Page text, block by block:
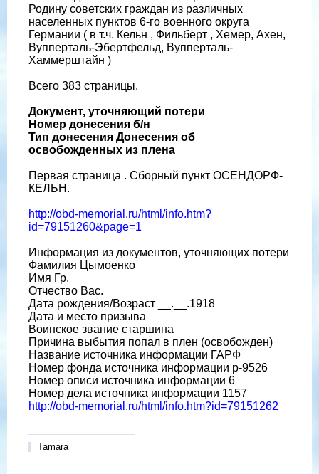
Родину советских граждан из различных
населенных пунктов 6-го военного округа
Германии ( в т.ч. Кельн , Фильберт , Хемер, Ахен,
Вупперталь-Эбертфельд, Вупперталь-
Хаммерштайн )
Всего 383 страницы.
Документ, уточняющий потери
Номер донесения б/н
Тип донесения Донесения об
освобожденных из плена
Первая страница . Сборный пункт ОСЕНДОРФ-
КЕЛЬН.
http://obd-memorial.ru/html/info.htm?
id=79151260&page=1
Информация из документов, уточняющих потери
Фамилия Цымоенко
Имя Гр.
Отчество Вас.
Дата рождения/Возраст __.__.1918
Дата и место призыва
Воинское звание старшина
Причина выбытия попал в плен (освобожден)
Название источника информации ГАРФ
Номер фонда источника информации р-9526
Номер описи источника информации 6
Номер дела источника информации 1157
http://obd-memorial.ru/html/info.htm?id=79151262
Tamara